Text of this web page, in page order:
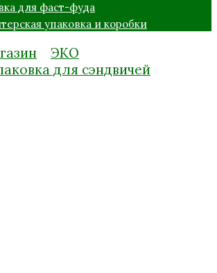
для фаст-фуда
упаковка и коробки
ЭКО
для сэндвичей